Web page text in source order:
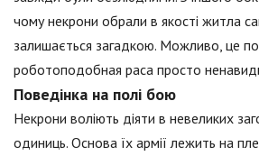
чому некрони обрали в якості житла
залишається загадкою. Можливо, це
роботоподобная раса просто
Поведінка на полі бою
Некрони воліють діяти в невеликих
одиниць. Основа їх армії лежить на